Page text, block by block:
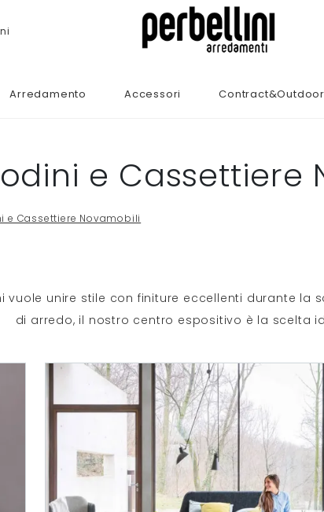
Arredamento Accessori Contract&Outdoor
e Cassettiere
e Cassettiere Novamobili
vuole unire stile con finiture eccellenti durante la
di arredo, il nostro centro espositivo è la scelta